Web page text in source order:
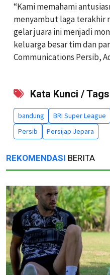
“Kami memahami
menyambut laga terakhir
gelar juara ini menjadi
keluarga besar tim dan
Communications Persib,
Kata Kunci / Tags
bandung BRI Super League
Persib
Persijap Jepara
REKOMENDASI BERITA